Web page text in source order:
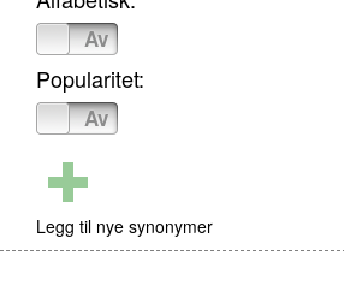
Av
Popularitet:
Av
Legg til nye synonymer